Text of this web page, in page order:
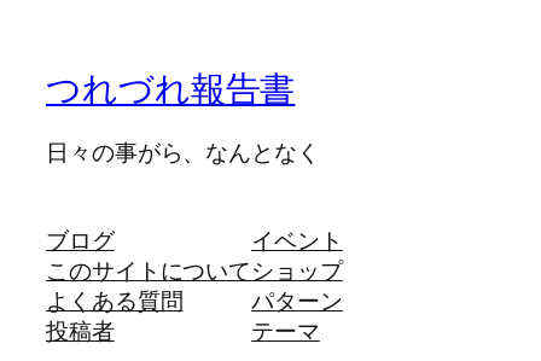
つれづれ報告書
日々の事がら、なんとなく
ブログ
このサイトについて
よくある質問
投稿者
イベント
ショップ
パターン
テーマ